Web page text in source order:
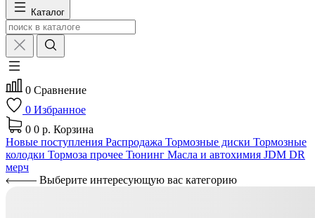
Каталог
0 Сравнение
0 Избранное
0 0 р. Корзина
Новые поступления Распродажа Тормозные диски Тормозные
колодки Тормоза прочее Тюнинг Масла и автохимия JDM DR
мерч
Выберите интересующую вас категорию